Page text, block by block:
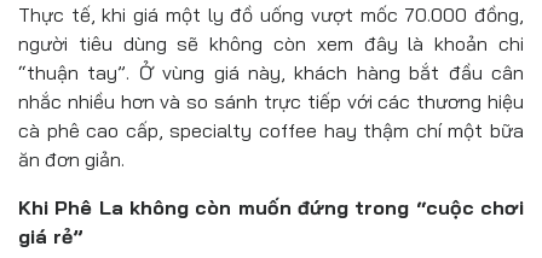
Thực tế, khi giá một ly đồ uống vượt mốc 70.000 đồng,
người tiêu dùng sẽ không còn xem đây là khoản chi
“thuận tay”. Ở vùng giá này, khách hàng bắt đầu cân
nhắc nhiều hơn và so sánh trực tiếp với các thương hiệu
cà phê cao cấp, specialty coffee hay thậm chí một bữa
ăn đơn giản.
Khi Phê La không còn muốn đứng trong “cuộc chơi
giá rẻ”